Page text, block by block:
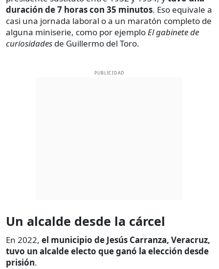
duración de 7 horas con 35 minutos. Eso equivale a
casi una jornada laboral o a un maratón completo de
alguna miniserie, como por ejemploEl gabinete de
curiosidades de Guillermo del Toro.
PUBLICIDAD
Un alcalde desde la cárcel
En 2022, el municipio de Jesús Carranza, Veracruz,
tuvo un alcalde electo que ganó la elección desde
prisión.